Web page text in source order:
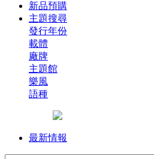
新品預購
主題搜尋
發行年份
載體
廠牌
主題館
樂風
語種
最新情報